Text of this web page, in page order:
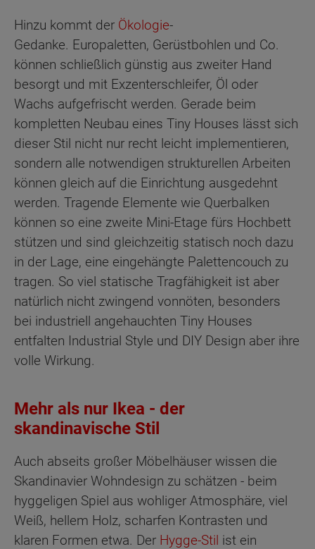
Hinzu kommt der Ökologie-
Gedanke. Europaletten, Gerüstbohlen und Co.
können schließlich günstig aus zweiter Hand
besorgt und mit Exzenterschleifer, Öl oder
Wachs aufgefrischt werden. Gerade beim
kompletten Neubau eines Tiny Houses lässt sich
dieser Stil nicht nur recht leicht implementieren,
sondern alle notwendigen strukturellen Arbeiten
können gleich auf die Einrichtung ausgedehnt
werden. Tragende Elemente wie Querbalken
können so eine zweite Mini-Etage fürs Hochbett
stützen und sind gleichzeitig statisch noch dazu
in der Lage, eine eingehängte Palettencouch zu
tragen. So viel statische Tragfähigkeit ist aber
natürlich nicht zwingend vonnöten, besonders
bei industriell angehauchten Tiny Houses
entfalten Industrial Style und DIY Design aber ihre
volle Wirkung.
Mehr als nur Ikea - der
skandinavische Stil
Auch abseits großer Möbelhäuser wissen die
Skandinavier Wohndesign zu schätzen - beim
hyggeligen Spiel aus wohliger Atmosphäre, viel
Weiß, hellem Holz, scharfen Kontrasten und
klaren Formen etwa. Der Hygge-Stil ist ein